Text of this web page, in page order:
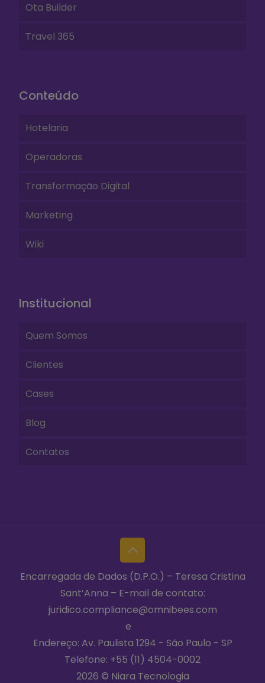
Ota Builder
Travel 365
Conteúdo
Hotelaria
Operadoras
Transformação Digital
Marketing
Wiki
Institucional
Quem Somos
Clientes
Cases
Blog
Contatos
Encarregada de Dados (D.P.O.) – Teresa Cristina
Sant’Anna – E-mail de contato:
juridico.compliance@omnibees.com
e
Endereço: Av. Paulista 1294 - São Paulo - SP
Telefone: +55 (11) 4504-0002
2026 © Niara Tecnologia